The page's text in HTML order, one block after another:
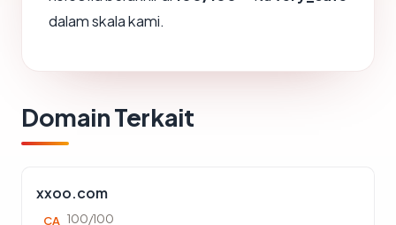
dalam skala kami.
Domain Terkait
xxoo.com
CA 100/100